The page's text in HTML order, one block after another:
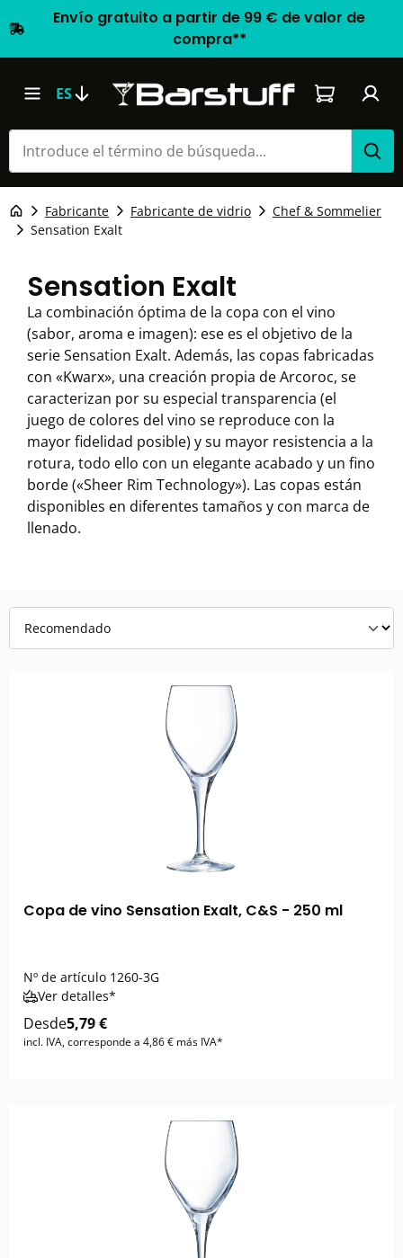
Envío gratuito a partir de 99 € de valor de
compra**
ES El carrito
Fabricante Fabricante de vidrio
Chef & Sommelier
Sensation Exalt
Sensation Exalt
La combinación óptima de la copa con el vino
(sabor, aroma e imagen): ese es el objetivo de la
serie Sensation Exalt. Además, las copas fabricadas
con «Kwarx», una creación propia de Arcoroc, se
caracterizan por su especial transparencia (el
juego de colores del vino se reproduce con la
mayor fidelidad posible) y su mayor resistencia a la
rotura, todo ello con un elegante acabado y un fino
borde («Sheer Rim Technology»). Las copas están
disponibles en diferentes tamaños y con marca de
llenado.
Copa de vino Sensation Exalt, C&S - 250 ml
Nº de artículo 1260-3G
Ver detalles*
Desde5,79 €
incl. IVA, corresponde a 4,86 € más IVA*